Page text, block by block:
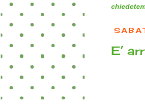
E’